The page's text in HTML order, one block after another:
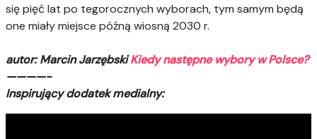
się pięć lat po tegorocznych wyborach, tym samym będą
one miały miejsce późną wiosną 2030 r.
autor: Marcin JarzębskiKiedy następne wybory w Polsce?
————-
Inspirujący dodatek medialny: